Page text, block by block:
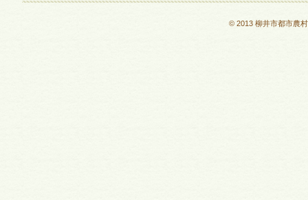
© 2013 柳井市都市農